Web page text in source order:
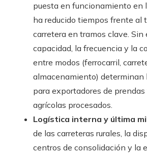
puesta en funcionamiento en
ha reducido tiempos frente al
carretera en tramos clave. Sin
capacidad, la frecuencia y la
entre modos (ferrocarril,
almacenamiento) determinan
para exportadores de
agrícolas procesados.
Logística interna y última
de las carreteras rurales, la
centros de consolidación y la